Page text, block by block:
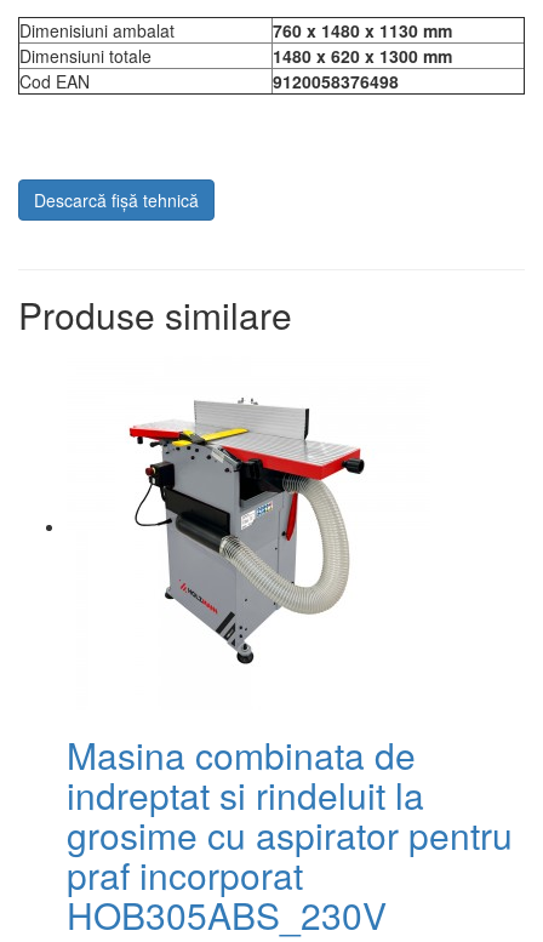
Dimenisiuni ambalat
760 x 1480 x 1130 mm
Dimensiuni totale
1480 x 620 x 1300 mm
Cod EAN
9120058376498
Descarcă fișă tehnică
Produse similare
Masina combinata de
indreptat si rindeluit la
grosime cu aspirator pentru
praf incorporat
HOB305ABS_230V